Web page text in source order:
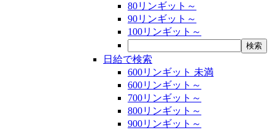
80リンギット～
90リンギット～
100リンギット～
日給で検索
600リンギット 未満
600リンギット～
700リンギット～
800リンギット～
900リンギット～